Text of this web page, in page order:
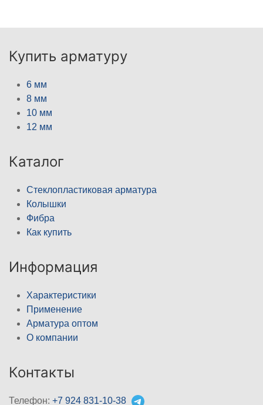
Купить арматуру
6 мм
8 мм
10 мм
12 мм
Каталог
Стеклопластиковая арматура
Колышки
Фибра
Как купить
Информация
Характеристики
Применение
Арматура оптом
О компании
Контакты
Телефон: +7 924 831-10-38